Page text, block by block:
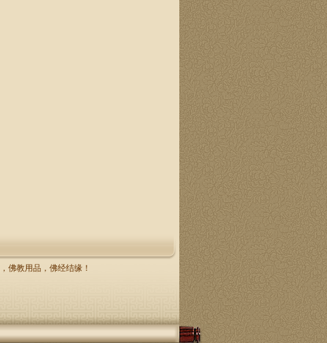
佛教用品，佛经结缘！